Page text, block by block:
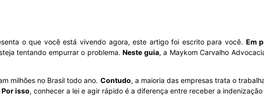
o que você está vivendo agora, este artigo foi escrito para você. Em
tentando empurrar o problema.Neste guia, a Maykom Carvalho
milhões no Brasil todo ano. Contudo, a maioria das empresas trata o
Por isso, conhecer a lei e agir rápido é a diferença entre receber a